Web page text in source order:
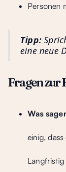
Personen
Tipp:
eine neue
Fragen zur
Was
einig,